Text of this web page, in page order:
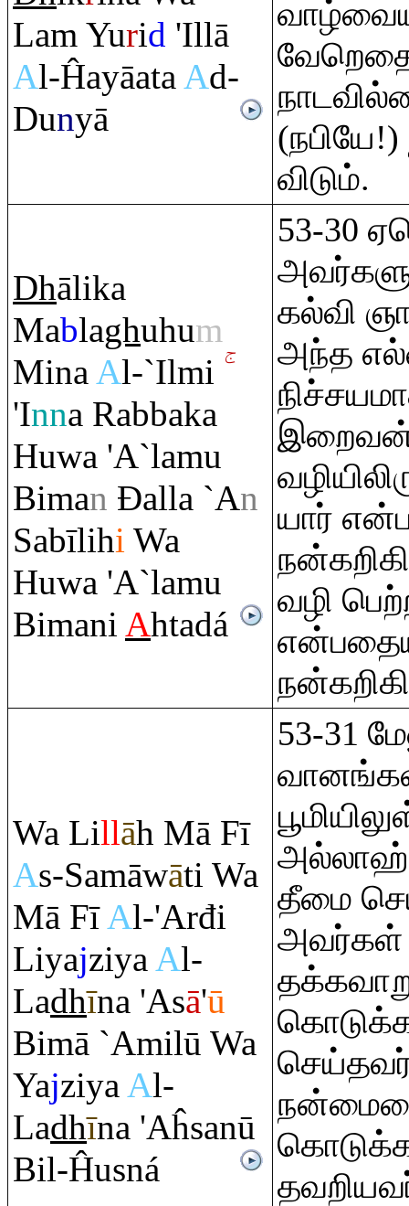
Lam Yurid 'Illā
Al-ĤayāataAd-
Dunyā
விடும்.
Dhālika
Mablaghuhum
MinaAl-`Ilmi
'Inna Rabbaka
Huwa 'A`lamu
Biman Đalla `An
Sabīlihi Wa
Huwa 'A`lamu
Bimani Ahtadá
53-30
கல்வி
அந்த
யார்
வழி
Wa Lillāh Mā Fī
As-Samāwāti Wa
Mā FīAl-'Arđi
LiyajziyaAl-
Ladhīna 'Asā'ū
Bimā `Amilū Wa
YajziyaAl-
Ladhīna 'Aĥsanū
Bil-Ĥusná
53-31
தீமை
அவர்கள்